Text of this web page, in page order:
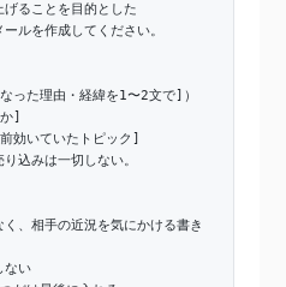
ることを目的とした
ルを作成してください。
った理由・経緯を1〜2文で]）
]
効いていたトピック]
込みは一切しない。
、相手の近況を気にかける書き
ない